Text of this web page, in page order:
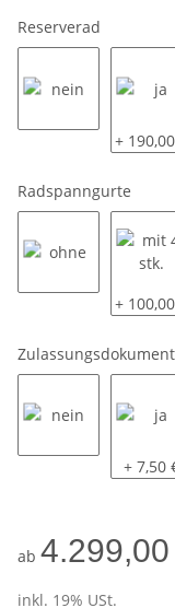
Reserverad
ja
+
Radspanngurte
mit 4
+
ja
+ 7,50
ab
inkl. 19% USt.